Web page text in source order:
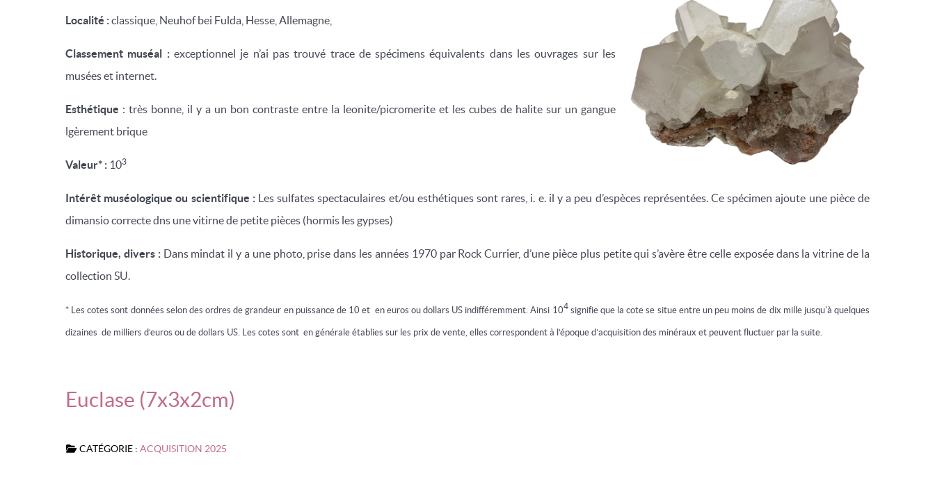
Localité :classique, Neuhof bei Fulda, Hesse, Allemagne,
Classement muséal :exceptionnel je n’ai pas trouvé trace de spécimens équivalents dans les ouvrages sur les
musées et internet.
Esthétique : très bonne, il y a un bon contraste entre la leonite/picromerite et les cubes de halite sur un gangue
lgèrement brique
Valeur* : 103
Intérêt muséologique ou scientifique : Les sulfates spectaculaires et/ou esthétiques sont rares, i. e. il y a peu d’espèces représentées. Ce spécimen ajoute une pièce de
dimansio correcte dns une vitirne de petite pièces (hormis les gypses)
Historique, divers : Dans mindat il y a une photo, prise dans les années 1970 par Rock Currier, d’une pièce plus petite qui s’avère être celle exposée dans la vitrine de la
collection SU.
* Les cotes sont données selon des ordres de grandeur en puissance de 10 et en euros ou dollars US indifféremment. Ainsi 104signifie que la cote se situe entre un peu moins de dix mille jusqu'à quelques
dizaines de milliers d’euros ou de dollars US. Les cotes sont en générale établies sur les prix de vente, elles correspondent à l’époque d’acquisition des minéraux et peuvent fluctuer par la suite.
Euclase (7x3x2cm)
CATÉGORIE : ACQUISITION 2025